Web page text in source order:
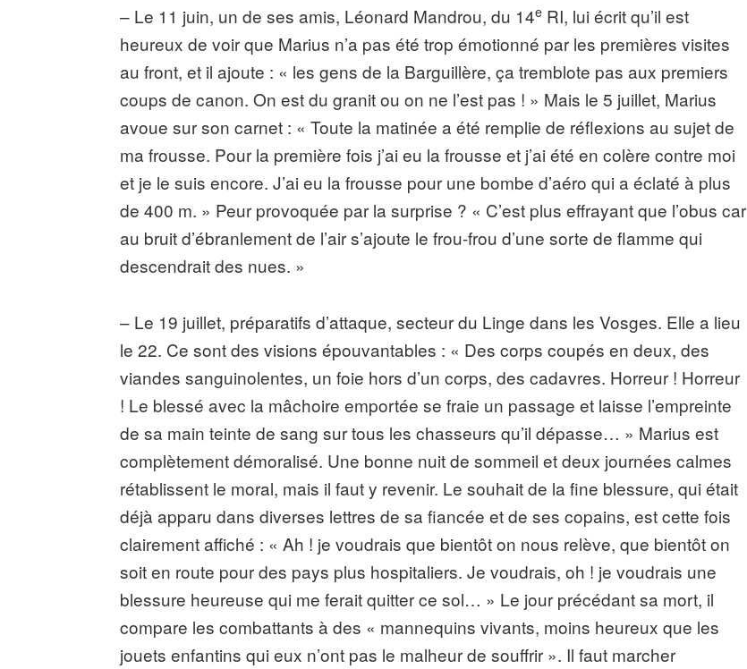
– Le 11 juin, un de ses amis, Léonard Mandrou, du 14e RI, lui écrit qu’il est
heureux de voir que Marius n’a pas été trop émotionné par les premières visites
au front, et il ajoute : « les gens de la Barguillère, ça tremblote pas aux premiers
coups de canon. On est du granit ou on ne l’est pas ! » Mais le 5 juillet, Marius
avoue sur son carnet : « Toute la matinée a été remplie de réflexions au sujet de
ma frousse. Pour la première fois j’ai eu la frousse et j’ai été en colère contre moi
et je le suis encore. J’ai eu la frousse pour une bombe d’aéro qui a éclaté à plus
de 400 m. » Peur provoquée par la surprise ? « C’est plus effrayant que l’obus car
au bruit d’ébranlement de l’air s’ajoute le frou-frou d’une sorte de flamme qui
descendrait des nues. »
– Le 19 juillet, préparatifs d’attaque, secteur du Linge dans les Vosges. Elle a lieu
le 22. Ce sont des visions épouvantables : « Des corps coupés en deux, des
viandes sanguinolentes, un foie hors d’un corps, des cadavres. Horreur ! Horreur
! Le blessé avec la mâchoire emportée se fraie un passage et laisse l’empreinte
de sa main teinte de sang sur tous les chasseurs qu’il dépasse… » Marius est
complètement démoralisé. Une bonne nuit de sommeil et deux journées calmes
rétablissent le moral, mais il faut y revenir. Le souhait de la fine blessure, qui était
déjà apparu dans diverses lettres de sa fiancée et de ses copains, est cette fois
clairement affiché : « Ah ! je voudrais que bientôt on nous relève, que bientôt on
soit en route pour des pays plus hospitaliers. Je voudrais, oh ! je voudrais une
blessure heureuse qui me ferait quitter ce sol… » Le jour précédant sa mort, il
compare les combattants à des « mannequins vivants, moins heureux que les
jouets enfantins qui eux n’ont pas le malheur de souffrir ». Il faut marcher